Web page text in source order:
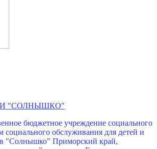
"СОЛНЫШКО"
бюджетное учреждение социального
обслуживания для детей и
"Солнышко" Приморский край,